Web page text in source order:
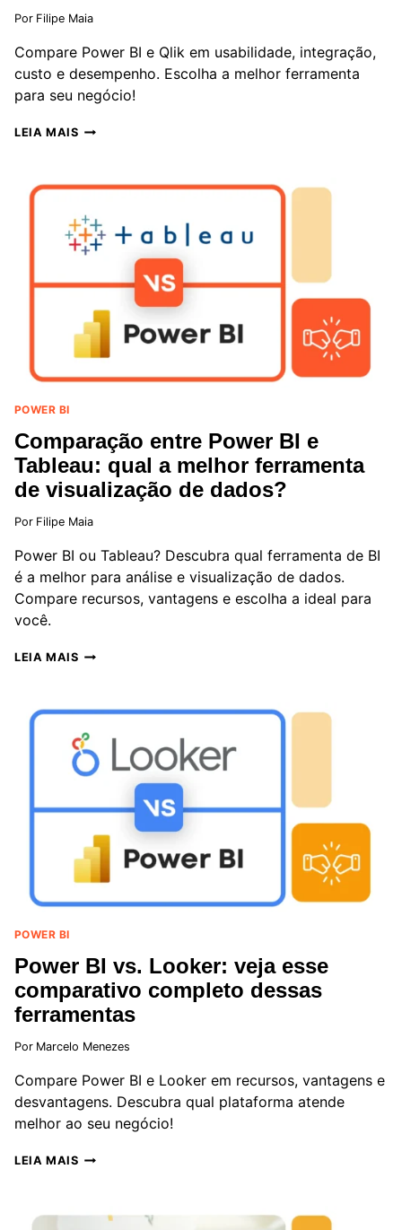
Por Filipe Maia
Compare Power BI e Qlik em usabilidade, integração,
custo e desempenho. Escolha a melhor ferramenta
para seu negócio!
LEIA MAISPOWER
ANÁLISE
COMPLETA
DESSAS
FERRAMENTAS
DE
DE
DADOS
POWER BI
Comparação entre Power BI e
Tableau: qual a melhor ferramenta
de visualização de dados?
Por Filipe Maia
Power BI ou Tableau? Descubra qual ferramenta de BI
é a melhor para análise e visualização de dados.
Compare recursos, vantagens e escolha a ideal para
você.
LEIA MAISCOMPARAÇÃO
TABLEAU:
QUAL
A
FERRAMENTA
VISUALIZAÇÃO
DE
DADOS?
POWER BI
Power BI vs. Looker: veja esse
comparativo completo dessas
ferramentas
Por Marcelo Menezes
Compare Power BI e Looker em recursos, vantagens e
desvantagens. Descubra qual plataforma atende
melhor ao seu negócio!
LEIA MAISPOWER
VEJA